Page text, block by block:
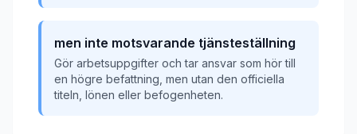
men inte motsvarande tjänsteställning
Gör arbetsuppgifter och tar ansvar som hör till
en högre befattning, men utan den officiella
titeln, lönen eller befogenheten.